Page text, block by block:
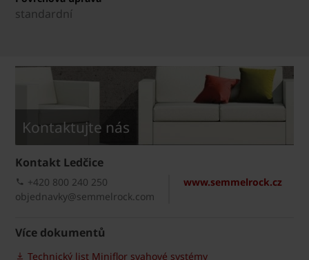
standardní
Kontaktujte nás
Kontakt Ledčice
www.semmelrock.cz
+420 800 240 250
objednavky@semmelrock.com
Více dokumentů
Technický list Miniflor svahové systémy